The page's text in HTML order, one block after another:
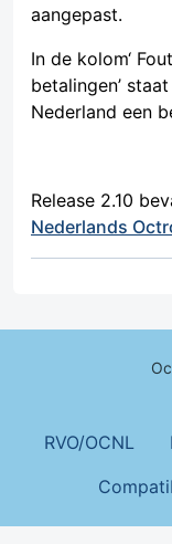
aangepast.
In de kolom‘
betalingen’
Nederland een
Release 2.10
Nederlands
Footer Menu
RVO/OCNL